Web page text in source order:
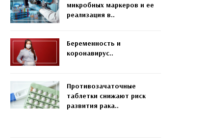
микробных маркеров и ее
реализация в..
Беременность и
коронавирус..
Противозачаточные
таблетки снижают риск
развития рака..